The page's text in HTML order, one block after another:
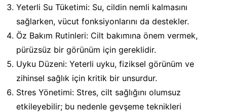
Yeterli Su Tüketimi: Su, cildin nemli kalmasını
sağlarken, vücut fonksiyonlarını da destekler.
Öz Bakım Rutinleri: Cilt bakımına önem vermek,
pürüzsüz bir görünüm için gereklidir.
Uyku Düzeni: Yeterli uyku, fiziksel görünüm ve
zihinsel sağlık için kritik bir unsurdur.
Stres Yönetimi: Stres, cilt sağlığını olumsuz
etkileyebilir; bu nedenle gevşeme teknikleri